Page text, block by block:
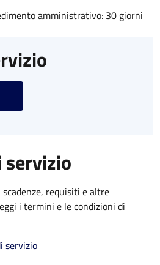
amministrativo: 30 giorni
servizio
requisiti e altre
i termini e le condizioni di
servizio